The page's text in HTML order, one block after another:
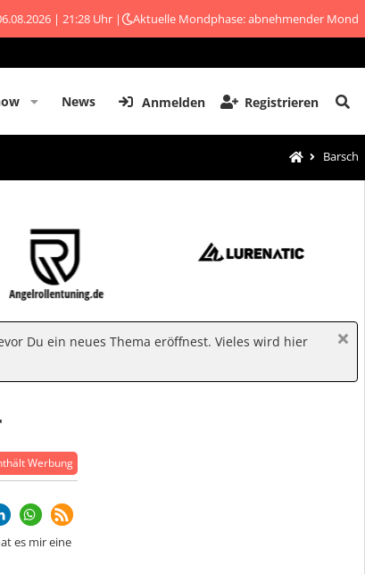
| 21:28 Uhr | Aktuelle Mondphase: abnehmender Mond
News Anmelden Registrieren
Barsch
Du ein neues Thema eröffnest. Vieles wird hier
Werbung
es mir eine